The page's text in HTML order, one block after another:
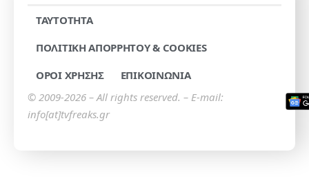
TAYTOTHTA
ΠΟΛΙΤΙΚΗ ΑΠΟΡΡΗΤΟΥ & COOKIES
ΟΡΟΙ ΧΡΗΣΗΣ
ΕΠΙΚΟΙΝΩΝΙΑ
© 2009-2026 – All rights reserved. – E-mail:
info[at]tvfreaks.gr